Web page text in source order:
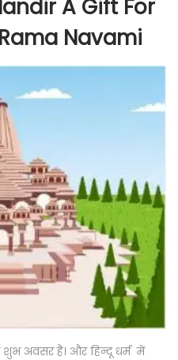
A Gift For
Navami
अवसर है। और हिन्दू धर्म में